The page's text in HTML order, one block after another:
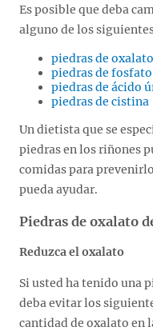
Es posible que deba
alguno de los
piedras de
piedras de
piedras de ácido
piedras de cistina
Un dietista que se
piedras en los riñones
comidas para
pueda ayudar.
Piedras de oxalato
Reduzca el oxalato
Si usted ha tenido una
deba evitar los
cantidad de oxalato en